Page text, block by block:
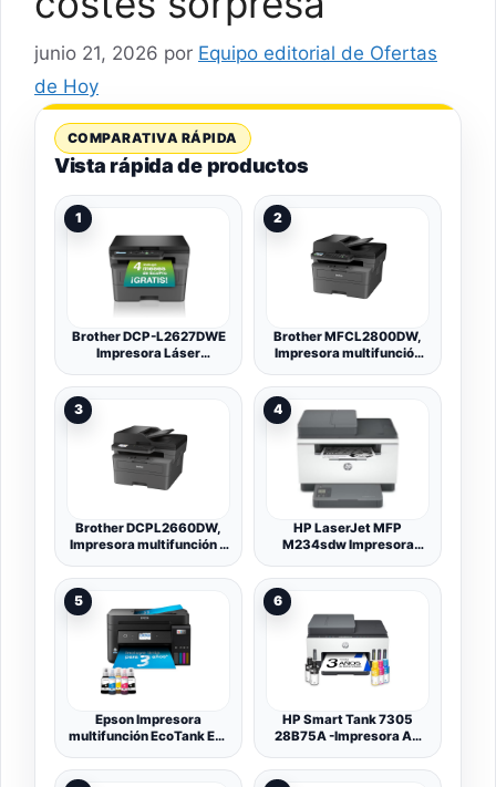
junio 21, 2026 por Equipo editorial de Ofertas
de Hoy
COMPARATIVA RÁPIDA
Vista rápida de productos
1
Brother DCP-L2627DWE
Impresora Láser
Eficiente Fácil de
Configurar y Conectar
con Una Impresión Rápida
y Sin Errores
2
Brother MFCL2800DW,
Impresora multifunción
con fax, impresión
automática a Doble Cara y
ADF de 50 Hojas
3
Brother DCPL2660DW,
Impresora multifunción 3
WiFi con impresión
automática a Doble Cara
4
HP LaserJet MFP
M234sdw Impresora
reembolso de 30 €,
Impresora, escáner,
copiadora, alimentador de
Documentos, WiFi, LAN,
dúplex, Airprint, Gris y
Blanco
5
Epson Impresora
multifunción EcoTank ET-
Tinta, conexión Wi-Fi y
6
HP Smart Tank 7305
28B75A -Impresora A4
de Tinta Recargable,